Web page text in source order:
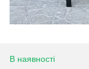
В наявності